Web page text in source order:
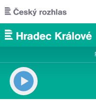
Přejít k hlavnímu obsahu